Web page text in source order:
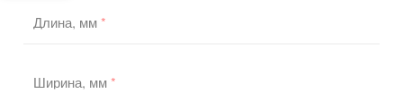
Длина, мм*
Ширина, мм*